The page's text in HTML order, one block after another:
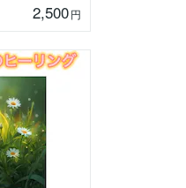
2,500円